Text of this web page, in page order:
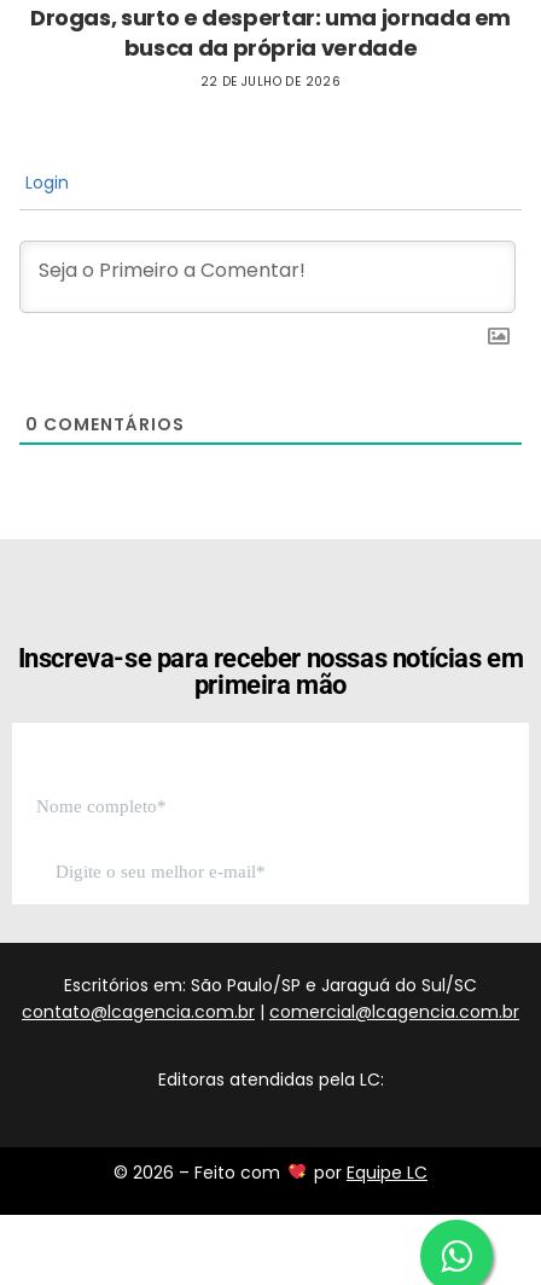
Drogas, surto e despertar: uma jornada em
busca da própria verdade
22 DE JULHO DE 2026
Login
0 COMENTÁRIOS
Inscreva-se para receber nossas notícias em
primeira mão
Escritórios em: São Paulo/SP e Jaraguá do Sul/SC
contato@lcagencia.com.br | comercial@lcagencia.com.br
Editoras atendidas pela LC:
© 2026 – Feito com por Equipe LC